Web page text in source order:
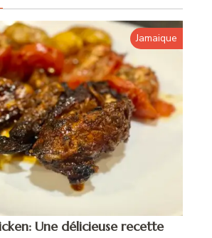
Jamaique
Une délicieuse recette